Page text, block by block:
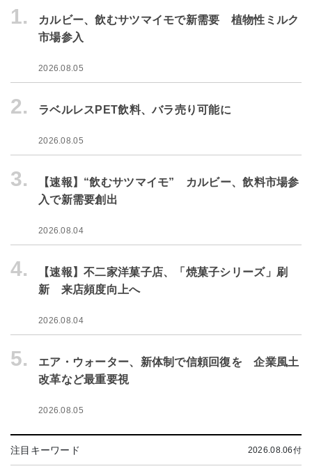
1.
カルビー、飲むサツマイモで新需要 植物性ミルク
市場参入
2026.08.05
2. ラベルレスPET飲料、バラ売り可能に
2026.08.05
3.
【速報】“飲むサツマイモ” カルビー、飲料市場参
入で新需要創出
2026.08.04
4.
【速報】不二家洋菓子店、「焼菓子シリーズ」刷
新 来店頻度向上へ
2026.08.04
5.
エア・ウォーター、新体制で信頼回復を 企業風土
改革など最重要視
2026.08.05
注目キーワード 2026.08.06付